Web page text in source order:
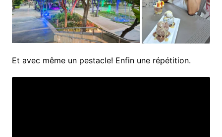
Et avec même un pestacle! Enfin une répétition.